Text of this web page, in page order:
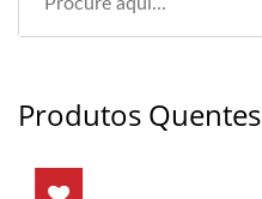
Produtos Quentes